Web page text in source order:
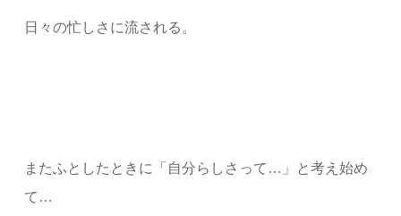
日々の忙しさに流される。
またふとしたときに「自分らしさって…」と考え始め
て…